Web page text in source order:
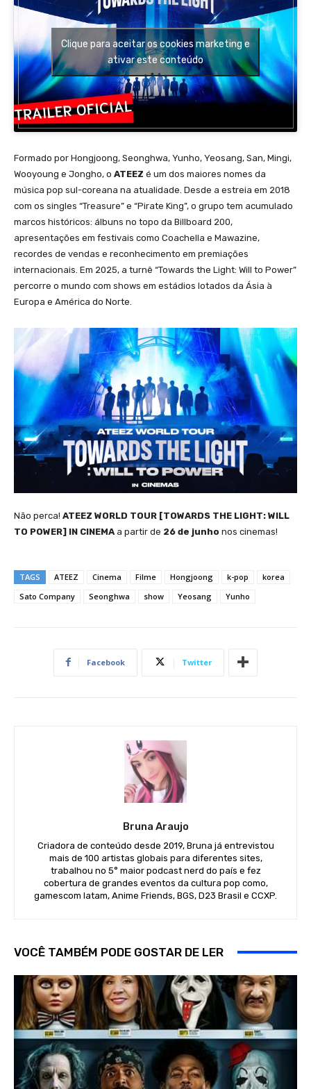
Clique para aceitar os cookies marketing e
ativar este conteúdo
Formado por Hongjoong, Seonghwa, Yunho, Yeosang, San, Mingi,
Wooyoung e Jongho, o ATEEZ é um dos maiores nomes da
música pop sul-coreana na atualidade. Desde a estreia em 2018
com os singles “Treasure” e “Pirate King”, o grupo tem acumulado
marcos históricos: álbuns no topo da Billboard 200,
apresentações em festivais como Coachella e Mawazine,
recordes de vendas e reconhecimento em premiações
internacionais. Em 2025, a turnê “Towards the Light: Will to Power”
percorre o mundo com shows em estádios lotados da Ásia à
Europa e América do Norte.
Não perca! ATEEZ WORLD TOUR [TOWARDS THE LIGHT: WILL
TO POWER] IN CINEMA a partir de 26 de junho nos cinemas!
TAGS ATEEZ Cinema Filme Hongjoong k-pop
korea
Sato Company
Seonghwa show Yeosang Yunho
Facebook Twitter
Bruna Araujo
Criadora de conteúdo desde 2019, Bruna já entrevistou
mais de 100 artistas globais para diferentes sites,
trabalhou no 5° maior podcast nerd do país e fez
cobertura de grandes eventos da cultura pop como,
gamescom latam, Anime Friends, BGS, D23 Brasil e CCXP.
VOCÊ TAMBÉM PODE GOSTAR DE LER